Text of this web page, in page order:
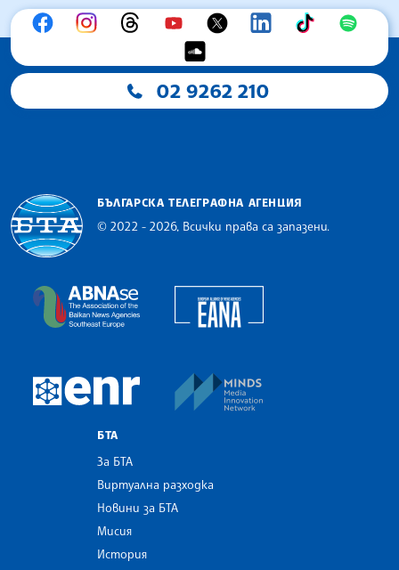
02 9262 210
БЪЛГАРСКА ТЕЛЕГРАФНА АГЕНЦИЯ
© 2022 - 2026, Всички права са запазени.
The Assocoation of the Balkan News Agencies
European Newsroom
БТА
За БТА
Виртуална разходка
Новини за БТА
Мисия
История